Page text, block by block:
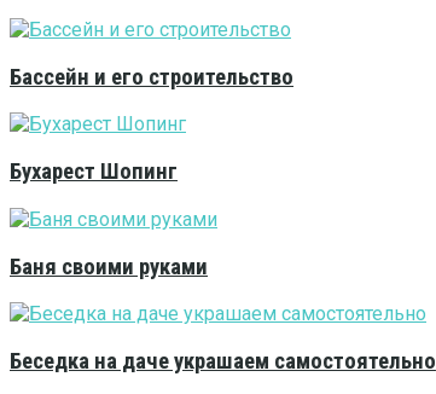
Бассейн и его строительство
Бухарест Шопинг
Баня своими руками
Беседка на даче украшаем самостоятельно